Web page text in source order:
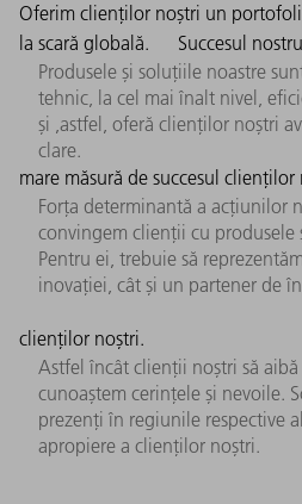
Oferim clienților noștri un
la scară globală.
Produsele și soluțiile noastre
tehnic, la cel mai înalt nivel,
și ,astfel, oferă clienților noștri
clare.
Succesul
mare măsură de succesul clienților
Forța determinantă a acțiunilor
convingem clienții cu produsele
Pentru ei, trebuie să
inovației, cât și un partener de
clienților noștri.
Astfel încât clienții noștri să aibă
cunoaștem cerințele și nevoile.
prezenți în regiunile respective
apropiere a clienților noștri.